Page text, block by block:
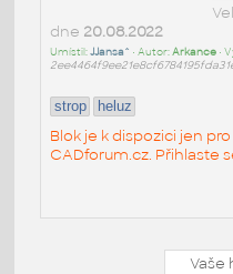
dne 20.08.2022
Umístil:JJansa^ • Autor:Arkance•
strop heluz
Blok je k dispozici jen
CADforum.cz. Přihlaste
Vaše